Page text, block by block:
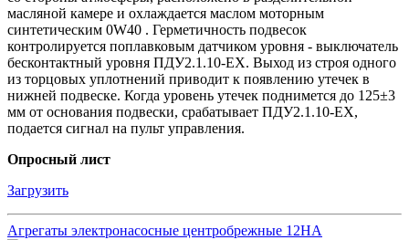
масляной камере и охлаждается маслом моторным
синтетическим 0W40 . Герметичность подвесок
контролируется поплавковым датчиком уровня - выключатель
бесконтактный уровня ПДУ2.1.10-ЕХ. Выход из строя одного
из торцовых уплотнений приводит к появлению утечек в
нижней подвеске. Когда уровень утечек поднимется до 125±3
мм от основания подвески, срабатывает ПДУ2.1.10-ЕХ,
подается сигнал на пульт управления.
Опросный лист
Загрузить
Агрегаты электронасосные центробрежные 12НА